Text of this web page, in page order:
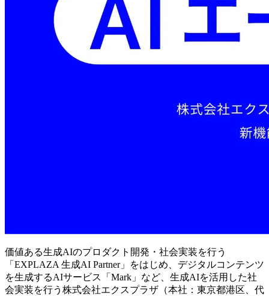
価値ある生成AIのプロダクト開発・社会実装を行う
「EXPLAZA 生成AI Partner」をはじめ、デジタルコンテンツ
を生成するAIサービス「Mark」など、生成AIを活用した社
会実装を行う株式会社エクスプラザ（本社：東京都港区、代